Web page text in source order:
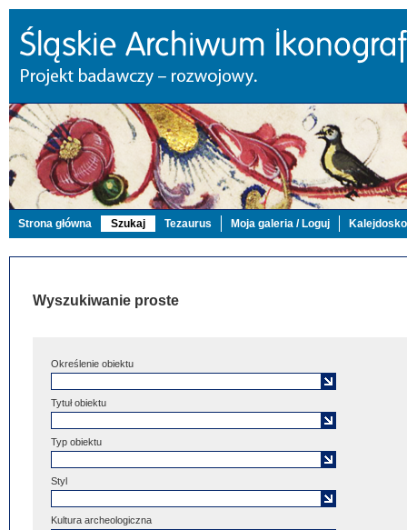
Strona główna Szukaj Tezaurus Moja galeria / Loguj
Wyszukiwanie proste
Określenie obiektu
Tytuł obiektu
Typ obiektu
Styl
Kultura archeologiczna